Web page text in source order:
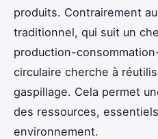
produits. Contrairement
traditionnel, qui suit un
production-
circulaire cherche à
gaspillage. Cela permet
des ressources,
environnement.